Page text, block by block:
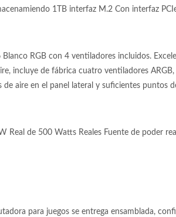
1TB interfaz M.2 Con interfaz
RGB con 4 ventiladores incluidos.
incluye de fábrica cuatro ventiladores
de aire en el panel lateral y suficientes
Real de 500 Watts Reales Fuente de poder
para juegos se entrega ensamblada,